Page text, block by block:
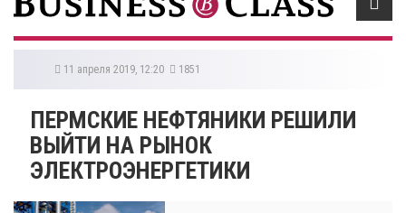
11 апреля 2019, 12:20 1851
ПЕРМСКИЕ НЕФТЯНИКИ РЕШИЛИ
ВЫЙТИ НА РЫНОК
ЭЛЕКТРОЭНЕРГЕТИКИ